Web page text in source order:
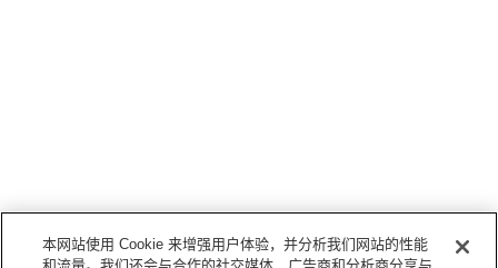
本网站使用 Cookie 来增强用户体验，并分析我们网站的性能